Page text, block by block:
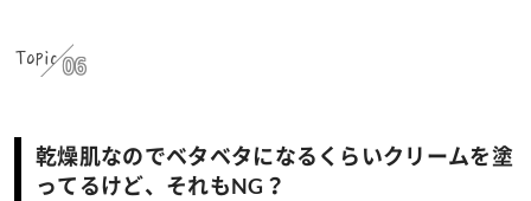
Topic 06
乾燥肌なのでベタベタになるくらいクリームを塗
ってるけど、それもNG？